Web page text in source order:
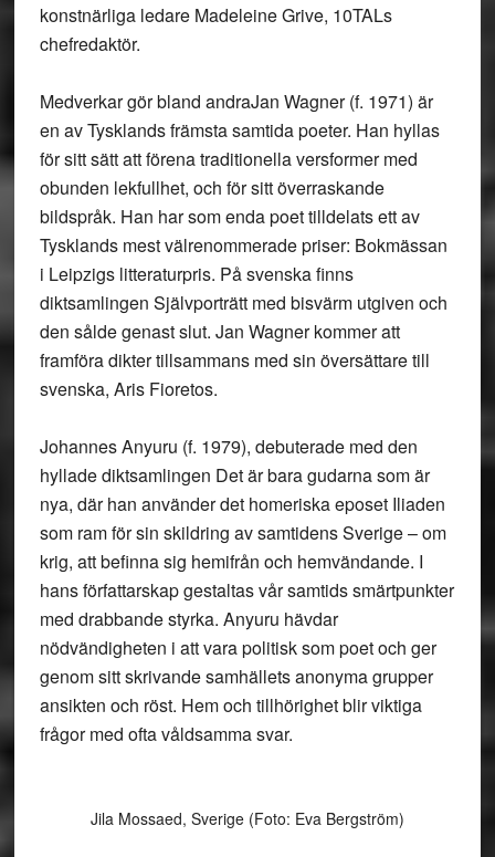
konstnärliga ledare Madeleine Grive, 10TALs
chefredaktör.
Medverkar gör bland andraJan Wagner (f. 1971) är
en av Tysklands främsta samtida poeter. Han hyllas
för sitt sätt att förena traditionella versformer med
obunden lekfullhet, och för sitt överraskande
bildspråk. Han har som enda poet tilldelats ett av
Tysklands mest välrenommerade priser: Bokmässan
i Leipzigs litteraturpris. På svenska finns
diktsamlingen Självporträtt med bisvärm utgiven och
den sålde genast slut. Jan Wagner kommer att
framföra dikter tillsammans med sin översättare till
svenska, Aris Fioretos.
Johannes Anyuru (f. 1979), debuterade med den
hyllade diktsamlingen Det är bara gudarna som är
nya, där han använder det homeriska eposet Iliaden
som ram för sin skildring av samtidens Sverige – om
krig, att befinna sig hemifrån och hemvändande. I
hans författarskap gestaltas vår samtids smärtpunkter
med drabbande styrka. Anyuru hävdar
nödvändigheten i att vara politisk som poet och ger
genom sitt skrivande samhällets anonyma grupper
ansikten och röst. Hem och tillhörighet blir viktiga
frågor med ofta våldsamma svar.
Jila Mossaed, Sverige (Foto: Eva Bergström)